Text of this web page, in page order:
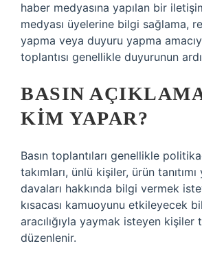
haber medyasına yapılan bir
medyası üyelerine bilgi sağlama,
yapma veya duyuru yapma
toplantısı genellikle duyurunun
BASIN
KIM YAPAR?
Basın toplantıları genellikle
takımları, ünlü kişiler, ürün
davaları hakkında bilgi vermek
kısacası kamuoyunu etkileyecek
aracılığıyla yaymak isteyen kişiler
düzenlenir.